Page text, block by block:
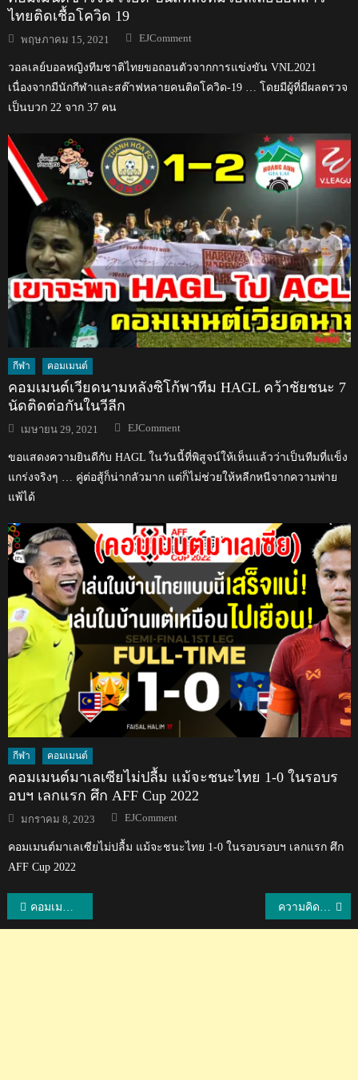
ไทยติดเชื้อโควิด 19
Posted
on
พฤษภาคม 15, 2021 Author
EJComment
วอลเลย์บอลหญิงทีมชาติไทยขอถอนตัวจากการแข่งขัน VNL2021
เนื่องจากมีนักกีฬาและสต๊าฟหลายคนติดโควิด-19 … โดยมีผู้ที่มีผลตรวจ
เป็นบวก 22 จาก 37 คน
กีฬา คอมเมนต์
คอมเมนต์เวียดนามหลังซิโก้พาทีม HAGL คว้าชัยชนะ 7
นัดติดต่อกันในวีลีก
Posted
on
เมษายน 29, 2021 Author
EJComment
ขอแสดงความยินดีกับ HAGL ในวันนี้ที่พิสูจน์ให้เห็นแล้วว่าเป็นทีมที่แข็ง
แกร่งจริงๆ … คู่ต่อสู้ก็น่ากลัวมาก แต่ก็ไม่ช่วยให้หลีกหนีจากความพ่าย
แพ้ได้
กีฬา คอมเมนต์
คอมเมนต์มาเลเซียไม่ปลื้ม แม้จะชนะไทย 1-0 ในรอบร
อบฯ เลกแรก ศึก AFF Cup 2022
Posted
on
มกราคม 8, 2023 Author
EJComment
คอมเมนต์มาเลเซียไม่ปลื้ม แม้จะชนะไทย 1-0 ในรอบรอบฯ เลกแรก ศึก
AFF Cup 2022
แนะแนว
คอมเมนต์แฟนฟิลิปปินส์หลังชมวิดีโอเปรียบเทียบระหว่างนุศราและเจีย